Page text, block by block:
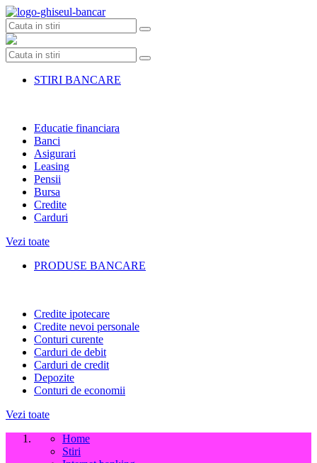
Skip
to
content
STIRI BANCARE
Educatie financiara
Banci
Asigurari
Leasing
Pensii
Bursa
Credite
Carduri
Vezi toate
PRODUSE BANCARE
Credite ipotecare
Credite nevoi personale
Conturi curente
Carduri de debit
Carduri de credit
Depozite
Conturi de economii
Vezi toate
Home
Stiri